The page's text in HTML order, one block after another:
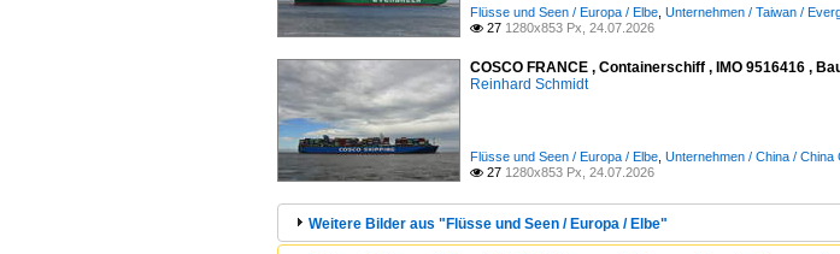
Flüsse und Seen / Europa / Elbe Unternehmen / Taiwan /
 27 1280x853 Px, 24.07.2026
COSCO FRANCE , Containerschiff , IMO 9516416 ,
Reinhard Schmidt
Flüsse und Seen / Europa / Elbe Unternehmen / China / China
 27 1280x853 Px, 24.07.2026
Weitere Bilder aus "Flüsse und Seen / Europa / Elbe"